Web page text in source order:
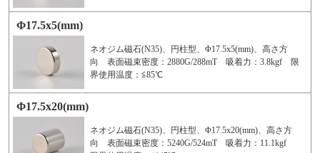
Φ17.5x5(mm)
ネオジム磁石(N35)、円柱型、Φ17.5x5(mm)、高さ方
向 表面磁束密度：2880G/288mT 吸着力：3.8kgf 限
界使用温度：≦85℃
Φ17.5x20(mm)
ネオジム磁石(N35)、円柱型、Φ17.5x20(mm)、高さ方
向 表面磁束密度：5240G/524mT 吸着力：11.1kgf